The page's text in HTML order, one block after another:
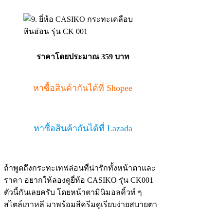
ราคาโดยประมาณ 359 บาท
หาซื้อสินค้ากันได้ที่ Shopee
หาซื้อสินค้ากันได้ที่ Lazada
ถ้าพูดถึงกระทะเทฟล่อนที่น่ารักทั้งหน้าตาและ
ราคา อยากให้ลองดูยี่ห้อ CASIKO รุ่น CK001
ตัวนี้กันเลยครับ โดยหน้าตามินิมอลคิ้วท์ ๆ
สไตล์เกาหลี มาพร้อมสีครีมดูเรียบง่ายสบายตา